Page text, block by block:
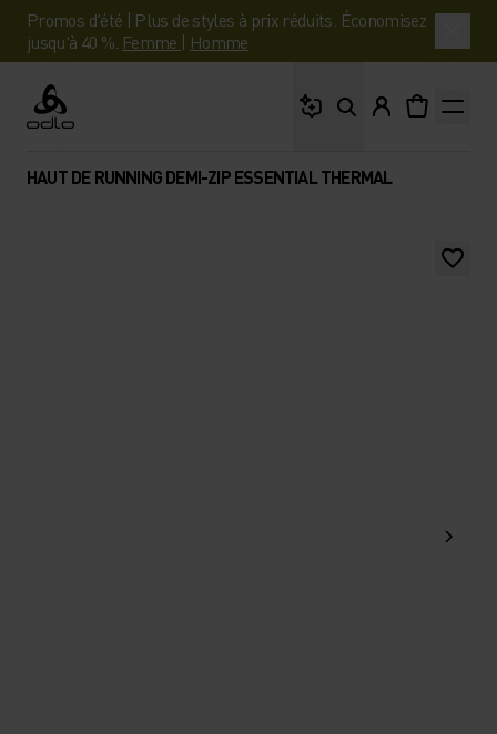
Promos d'été | Plus de styles à prix réduits. Économisez
jusqu'à 40 %. Femme | Homme
Odlo
HAUT DE RUNNING DEMI-ZIP ESSENTIAL THERMAL